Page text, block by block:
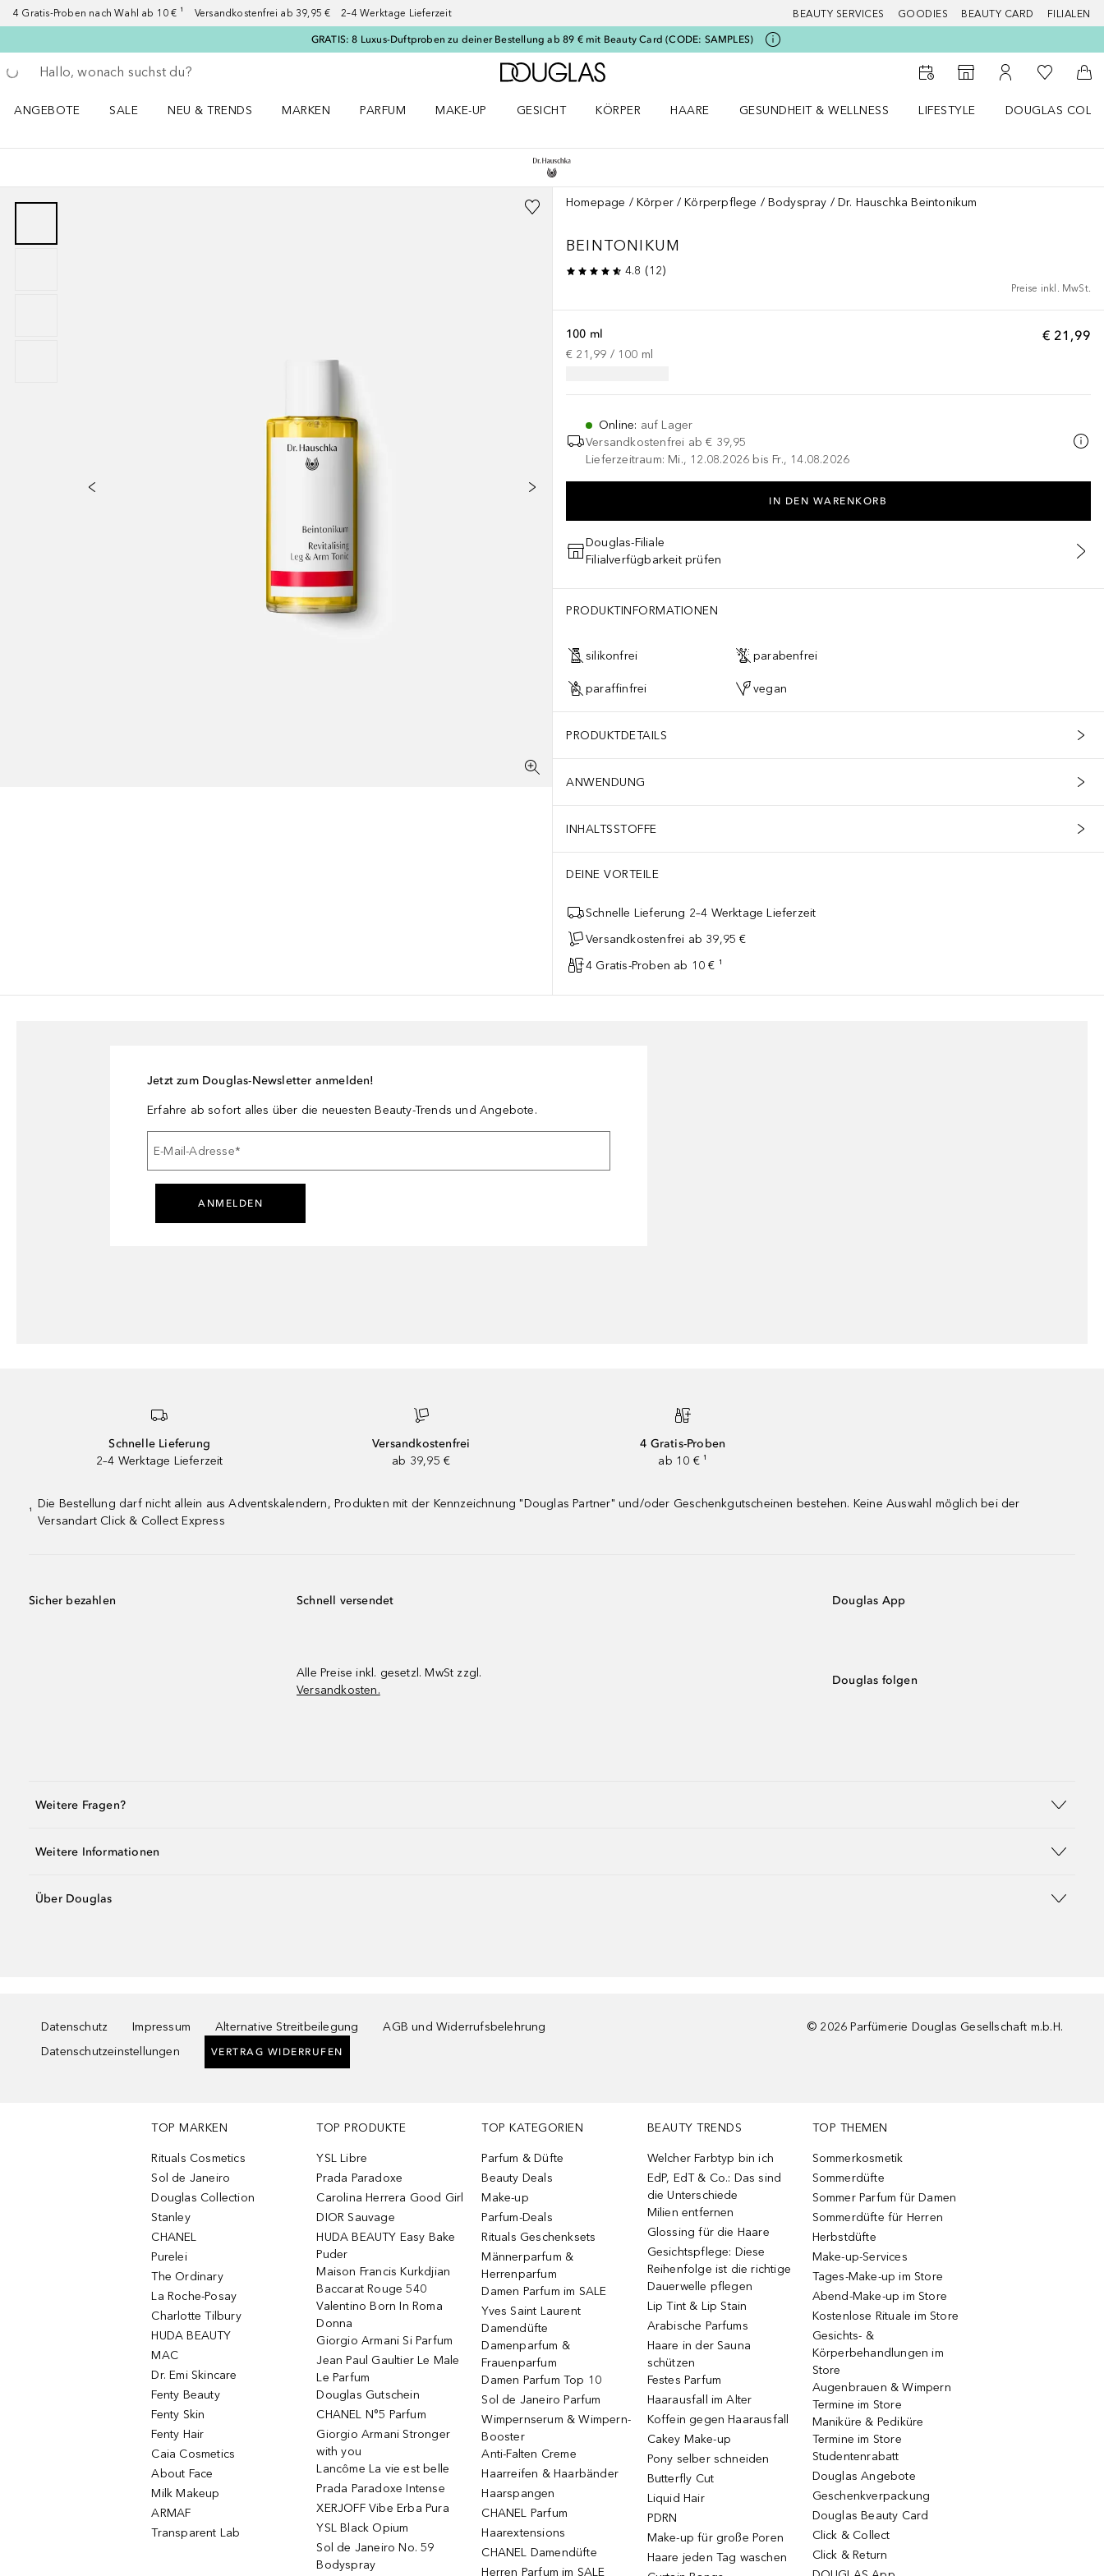
4 Gratis-Proben nach Wahl ab 10 € ¹ Versandkostenfrei ab 39,95 € 2–4 Werktage Lieferzeit BEAUTY SERVICES GOODIES BEAUTY CARD FILIALEN
GRATIS: 8 Luxus-Duftproben zu deiner Bestellung ab 89 € mit Beauty Card (CODE: SAMPLES)
Gehe zurück
Suche ausführen
Zur Douglas Startseite
Zum Storefinder
Zu Meinem
Zu Meiner
ANGEBOTE
SALE
NEU & TRENDS
MARKEN
PARFUM
MAKE-UP
GESICHT
KÖRPER
HAARE
GESUNDHEIT & WELLNESS
LIFESTYLE
DOUGLAS
Homepage Körper Körperpflege Bodyspray Dr. Hauschka Beintonikum
BEINTONIKUM
4.8 (12)
Preise inkl. MwSt.
€ 21,99
100 ml
€ 21,99 / 100 ml
Online: auf Lager
Versandkostenfrei ab € 39,95
Lieferzeitraum: Mi., 12.08.2026 bis Fr., 14.08.2026
IN DEN WARENKORB
Douglas-Filiale
Filialverfügbarkeit prüfen
PRODUKTINFORMATIONEN
silikonfrei parabenfrei
paraffinfrei vegan
PRODUKTDETAILS
ANWENDUNG
INHALTSSTOFFE
DEINE VORTEILE
Schnelle Lieferung 2–4 Werktage Lieferzeit
Versandkostenfrei ab 39,95 €
4 Gratis-Proben ab 10 € ¹
Jetzt zum Douglas-Newsletter anmelden!
Erfahre ab sofort alles über die neuesten Beauty-Trends und Angebote.
E-Mail-Adresse*
ANMELDEN
Schnelle Lieferung
2–4 Werktage Lieferzeit
Versandkostenfrei
ab 39,95 €
4 Gratis-Proben
ab 10 € ¹
¹
Die Bestellung darf nicht allein aus Adventskalendern, Produkten mit der Kennzeichnung "Douglas Partner" und/oder Geschenkgutscheinen bestehen. Keine Auswahl möglich bei der
Versandart Click & Collect Express
Sicher bezahlen Schnell versendet
Alle Preise inkl. gesetzl. MwSt zzgl.
Versandkosten.
Douglas App
Douglas folgen
Weitere Fragen?
Weitere Informationen
Über Douglas
Datenschutz Impressum Alternative Streitbeilegung
AGB und Widerrufsbelehrung
Datenschutzeinstellungen
VERTRAG WIDERRUFEN
© 2026 Parfümerie Douglas Gesellschaft m.b.H.
TOP MARKEN
Rituals Cosmetics
Sol de Janeiro
Douglas Collection
Stanley
CHANEL
Purelei
The Ordinary
La Roche-Posay
Charlotte Tilbury
HUDA BEAUTY
MAC
Dr. Emi Skincare
Fenty Beauty
Fenty Skin
Fenty Hair
Caia Cosmetics
About Face
Milk Makeup
ARMAF
Transparent Lab
TOP PRODUKTE
YSL Libre
Prada Paradoxe
Carolina Herrera Good Girl
DIOR Sauvage
HUDA BEAUTY Easy Bake
Puder
Maison Francis Kurkdjian
Baccarat Rouge 540
Valentino Born In Roma
Donna
Giorgio Armani Si Parfum
Jean Paul Gaultier Le Male
Le Parfum
Douglas Gutschein
CHANEL N°5 Parfum
Giorgio Armani Stronger
with you
Lancôme La vie est belle
Prada Paradoxe Intense
XERJOFF Vibe Erba Pura
YSL Black Opium
Sol de Janeiro No. 59
Bodyspray
TOP KATEGORIEN
Parfum & Düfte
Beauty Deals
Make-up
Parfum-Deals
Rituals Geschenksets
Männerparfum &
Herrenparfum
Damen Parfum im SALE
Yves Saint Laurent
Damendüfte
Damenparfum &
Frauenparfum
Damen Parfum Top 10
Sol de Janeiro Parfum
Wimpernserum & Wimpern-
Booster
Anti-Falten Creme
Haarreifen & Haarbänder
Haarspangen
CHANEL Parfum
Haarextensions
CHANEL Damendüfte
Herren Parfum im SALE
BEAUTY TRENDS
Welcher Farbtyp bin ich
EdP, EdT & Co.: Das sind
die Unterschiede
Milien entfernen
Glossing für die Haare
Gesichtspflege: Diese
Reihenfolge ist die richtige
Dauerwelle pflegen
Lip Tint & Lip Stain
Arabische Parfums
Haare in der Sauna
schützen
Festes Parfum
Haarausfall im Alter
Koffein gegen Haarausfall
Cakey Make-up
Pony selber schneiden
Butterfly Cut
Liquid Hair
PDRN
Make-up für große Poren
Haare jeden Tag waschen
TOP THEMEN
Sommerkosmetik
Sommerdüfte
Sommer Parfum für Damen
Sommerdüfte für Herren
Herbstdüfte
Make-up-Services
Tages-Make-up im Store
Abend-Make-up im Store
Kostenlose Rituale im Store
Gesichts- &
Körperbehandlungen im
Store
Augenbrauen & Wimpern
Termine im Store
Maniküre & Pediküre
Termine im Store
Studentenrabatt
Douglas Angebote
Geschenkverpackung
Douglas Beauty Card
Click & Collect
Click & Return